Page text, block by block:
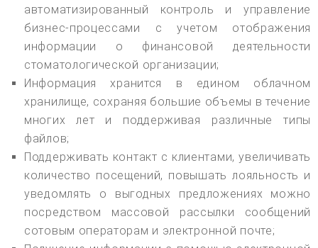
автоматизированный контроль и управление
бизнес-процессами с учетом отображения
информации о финансовой деятельности
стоматологической организации;
Информация хранится в едином облачном
хранилище, сохраняя большие объемы в течение
многих лет и поддерживая различные типы
файлов;
Поддерживать контакт с клиентами, увеличивать
количество посещений, повышать лояльность и
уведомлять о выгодных предложениях можно
посредством массовой рассылки сообщений
сотовым операторам и электронной почте;